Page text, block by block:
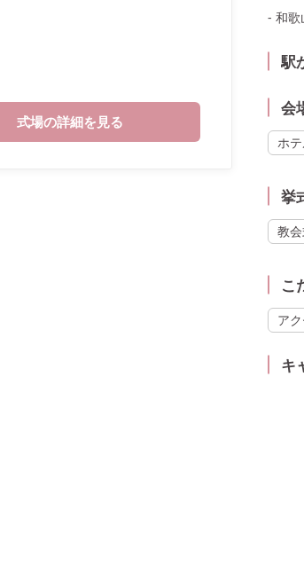
和歌
駅
会
ホ
挙
教
こ
ア
キ
式場の詳細を見る